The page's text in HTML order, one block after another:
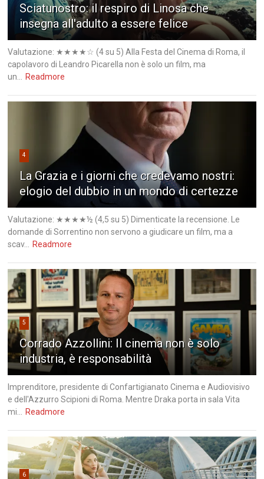
Sciatunostro: il respiro di Linosa che
insegna all'adulto a essere felice
Valutazione: ★★★★☆ (4 su 5) Alla Festa del Cinema di Roma, il
capolavoro di Leandro Picarella non è solo un film, ma
un...
Readmore
4
La Grazia e i giorni che credevamo nostri:
elogio del dubbio in un mondo di certezze
Valutazione: ★★★★½ (4,5 su 5) Dimenticate la recensione. Le
domande di Sorrentino non servono a giudicare un film, ma a
scav...
Readmore
5
Corrado Azzollini: Il cinema non è solo
industria, è responsabilità
Imprenditore, presidente di Confartigianato Cinema e Audiovisivo
e dell'Azzurro Scipioni di Roma. Mentre Draka porta in sala Vita
mi...
Readmore
6